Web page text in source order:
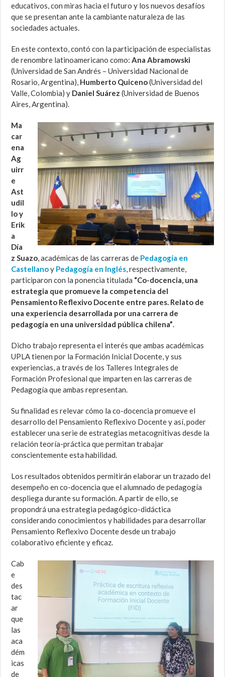
educativos, con miras hacia el futuro y los nuevos desafíos
que se presentan ante la cambiante naturaleza de las
sociedades actuales.
En este contexto, contó con la participación de especialistas
de renombre latinoamericano como:Ana Abramowski
(Universidad de San Andrés – Universidad Nacional de
Rosario, Argentina), Humberto Quiceno(Universidad del
Valle, Colombia) y Daniel Suárez (Universidad de Buenos
Aires, Argentina).
Ma
car
ena
Ag
uirr
e
Ast
udil
lo y
Erik
a
Día
z Suazo, académicas de las carreras de Pedagogía en
Castellanoy Pedagogía en Inglés, respectivamente,
participaron con la ponencia titulada “Co-docencia, una
estrategia que promueve la competencia del
Pensamiento Reflexivo Docente entre pares. Relato de
una experiencia desarrollada por una carrera de
pedagogía en una universidad pública chilena”.
Dicho trabajo representa el interés que ambas académicas
UPLA tienen por la Formación Inicial Docente, y sus
experiencias, a través de los Talleres Integrales de
Formación Profesional que imparten en las carreras de
Pedagogía que ambas representan.
Su finalidad es relevar cómo la co-docencia promueve el
desarrollo del Pensamiento Reflexivo Docente y así, poder
establecer una serie de estrategias metacognitivas desde la
relación teoría-práctica que permitan trabajar
conscientemente esta habilidad.
Los resultados obtenidos permitirán elaborar un trazado del
desempeño en co-docencia que el alumnado de pedagogía
despliega durante su formación. A partir de ello, se
propondrá una estrategia pedagógico-didáctica
considerando conocimientos y habilidades para desarrollar
Pensamiento Reflexivo Docente desde un trabajo
colaborativo eficiente y eficaz.
Cab
e
des
tac
ar
que
las
aca
dém
icas
de